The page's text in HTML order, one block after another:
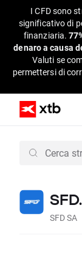
I CFD sono
significativo di
finanziaria.
denaro a causa
Valuti se
permettersi di
SFD SA